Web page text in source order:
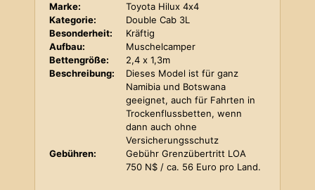
Marke:
Toyota Hilux 4x4
Kategorie:
Double Cab 3L
Besonderheit:
Kräftig
Aufbau:
Muschelcamper
Bettengröße:
2,4 x 1,3m
Beschreibung:
Dieses Model ist für ganz
Namibia und Botswana
geeignet, auch für Fahrten in
Trockenflussbetten, wenn
dann auch ohne
Versicherungsschutz
Gebühren:
Gebühr Grenzübertritt LOA
750 N$ / ca. 56 Euro pro Land.